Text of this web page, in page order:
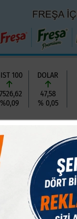
100
%0,09
DOLAR
47,58
% 0,05